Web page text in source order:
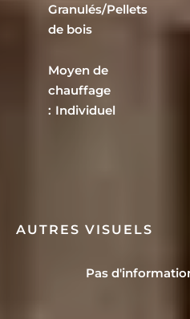
Granulés/Pellets
de bois
Moyen de
chauffage
Individuel
AUTRES VISUELS
Pas